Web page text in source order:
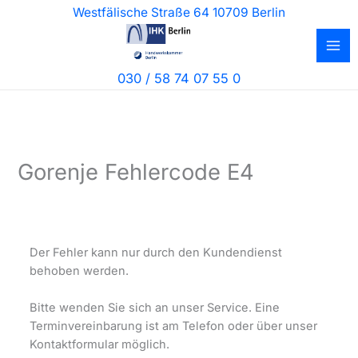
Westfälische Straße 64 10709 Berlin
030 / 58 74 07 55 0
Gorenje Fehlercode E4
Der Fehler kann nur durch den Kundendienst
behoben werden.
Bitte wenden Sie sich an unser Service. Eine
Terminvereinbarung ist am Telefon oder über unser
Kontaktformular möglich.